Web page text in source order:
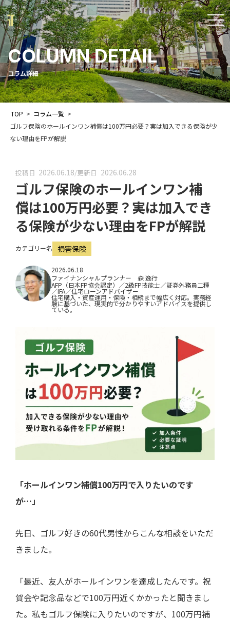
t
o
g
g
l
e
n
a
COLUMN DETAIL
コラム詳細
TOP > コラム一覧 >
ゴルフ保険のホールインワン補償は100万円必要？実は加入できる保険が少
ない理由をFPが解説
投稿日 2026.06.18/更新日 2026.06.28
ゴルフ保険のホールインワン補
償は100万円必要？実は加入でき
る保険が少ない理由をFPが解説
カテゴリー名 損害保険
2026.06.18
ファイナンシャルプランナー 森 逸行
AFP（日本FP協会認定）／2級FP技能士／証券外務員二種
／IFA／住宅ローンアドバイザー
住宅購入・資産運用・保険・相続まで幅広く対応。実務経
験に基づいた、現実的で分かりやすいアドバイスを提供し
ている。
「ホールインワン補償100万円で入りたいのです
が…」
先日、ゴルフ好きの60代男性からこんな相談をいただ
きました。
「最近、友人がホールインワンを達成したんです。祝
賀会や記念品などで100万円近くかかったと聞きまし
た。私もゴルフ保険に入りたいのですが、100万円補